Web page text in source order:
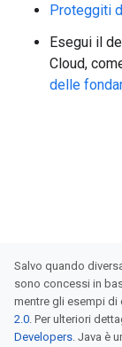
Proteggiti
Esegui il
Cloud,
delle
Salvo quando
sono concessi in
mentre gli esempi
2.0. Per ulteriori
Developers. Java è